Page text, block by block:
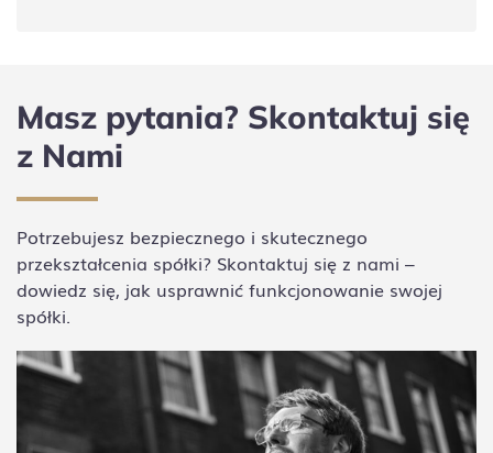
Masz pytania? Skontaktuj się
z Nami
Potrzebujesz bezpiecznego i skutecznego
przekształcenia spółki? Skontaktuj się z nami –
dowiedz się, jak usprawnić funkcjonowanie swojej
spółki.